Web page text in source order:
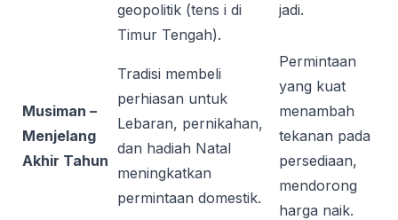
geopolitik (tens i di
Timur Tengah).
jadi.
Musiman –
Menjelang
Akhir Tahun
Tradisi membeli
perhiasan untuk
Lebaran, pernikahan,
dan hadiah Natal
meningkatkan
permintaan domestik.
Permintaan
yang kuat
menambah
tekanan pada
persediaan,
mendorong
harga naik.